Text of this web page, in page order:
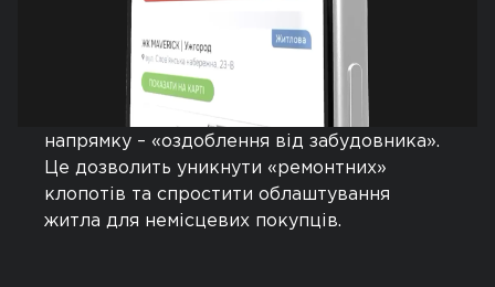
Стабільна динаміка продажу підтверджує
правильність обраної стратегії
девелопменту.
Об'єкт став пілотним у новому для нас
напрямку – «оздоблення від забудовника».
Це дозволить уникнути «ремонтних»
клопотів та спростити облаштування
житла для немісцевих покупців.